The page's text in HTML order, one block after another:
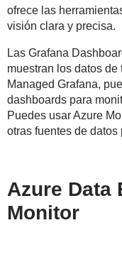
ofrece las
visión clara y precisa.
Las Grafana
muestran los datos
Managed Grafana,
dashboards para
Puedes usar Azure
otras fuentes de
Azure Data
Monitor